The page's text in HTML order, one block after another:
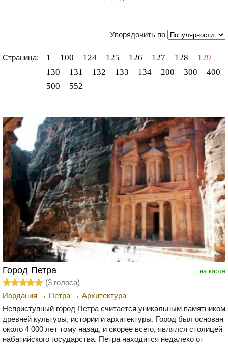
Упорядочить по
Страница: 1 100 124 125 126 127 128
129
130
131 132 133 134 200 300
400
500
552
на карте
Город Петра
(3 голоса)
Иордания → Петра → Архитектура
Неприступный город Петра считается уникальным памятником
древней культуры, истории и архитектуры. Город был основан
около 4 000 лет тому назад, и скорее всего, являлся столицей
набатийского государства. Петра находится недалеко от